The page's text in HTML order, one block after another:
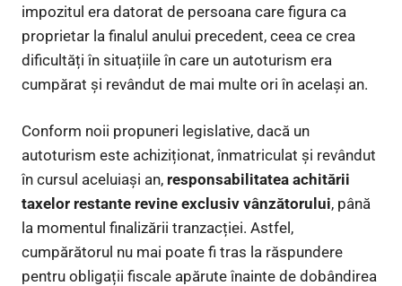
impozitul era datorat de persoana care figura ca
proprietar la finalul anului precedent, ceea ce crea
dificultăți în situațiile în care un autoturism era
cumpărat și revândut de mai multe ori în același an.
Conform noii propuneri legislative, dacă un
autoturism este achiziționat, înmatriculat și revândut
în cursul aceluiași an, responsabilitatea achitării
taxelor restante revine exclusiv vânzătorului, până
la momentul finalizării tranzacției. Astfel,
cumpărătorul nu mai poate fi tras la răspundere
pentru obligații fiscale apărute înainte de dobândirea